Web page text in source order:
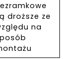
droższe ze
na